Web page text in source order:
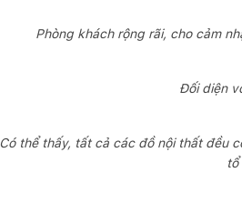
Phòng khách rộng rãi, cho cảm
Đối diện
Có thể thấy, tất cả các đồ nội thất đều